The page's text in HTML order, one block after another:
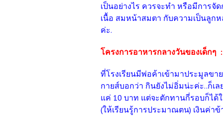
เป็นอย่างไร ควรจะทำ หรือมีการจั
เนื้อ สมหน้าสมตา กับความเป็นลูก
ค่ะ.
โครงการอาหารกลางวันของเด็กๆ :
ที่โรงเรียนมีพ่อค้าเข้ามาประมูลขา
กายส์บอกว่า กินยังไม่อิ่มน่ะค่ะ..ก็เ
แค่ 10 บาท แต่จะตักทานกี่รอบก็ได้
(ให้เรียนรู้การประมาณตน) เงินค่า